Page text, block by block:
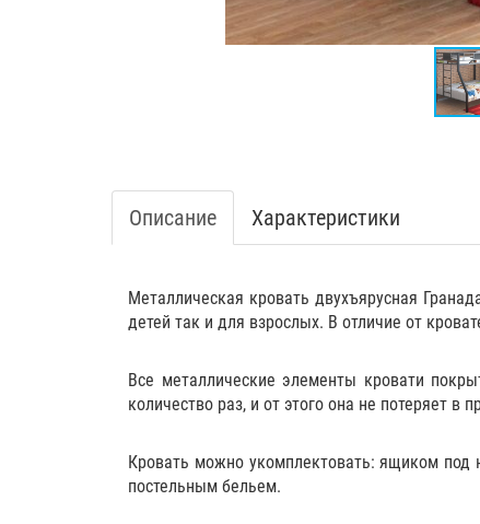
Описание Характеристики
Металлическая кровать двухъярусная
детей так и для взрослых. В отличие от
Все металлические элементы кровати
количество раз, и от этого она не потеряет в
Кровать можно укомплектовать:ящиком под
постельным бельем.